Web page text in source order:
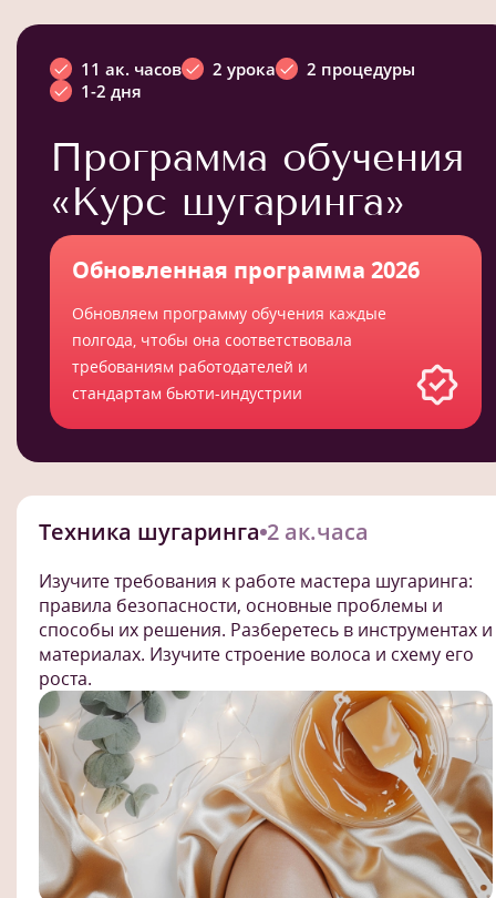
11 ак. часов 2 урока
2 процедуры
1-2 дня
Программа обучения
«Курс шугаринга»
Обновленная программа 2026
Обновляем программу обучения каждые
полгода, чтобы она соответствовала
требованиям работодателей и
стандартам бьюти-индустрии
Техника шугаринга 2 ак.часа
Изучите требования к работе мастера шугаринга:
правила безопасности, основные проблемы и
способы их решения. Разберетесь в инструментах и
материалах. Изучите строение волоса и схему его
роста.